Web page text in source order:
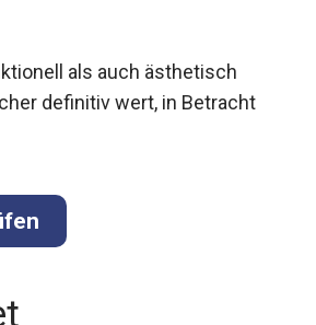
als auch ästhetisch
definitiv wert, in Betracht